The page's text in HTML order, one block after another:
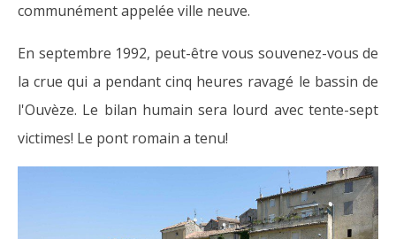
communément appelée ville neuve.
En septembre 1992, peut-être vous souvenez-vous de
la crue qui a pendant cinq heures ravagé le bassin de
l'Ouvèze. Le bilan humain sera lourd avec tente-sept
victimes! Le pont romain a tenu!